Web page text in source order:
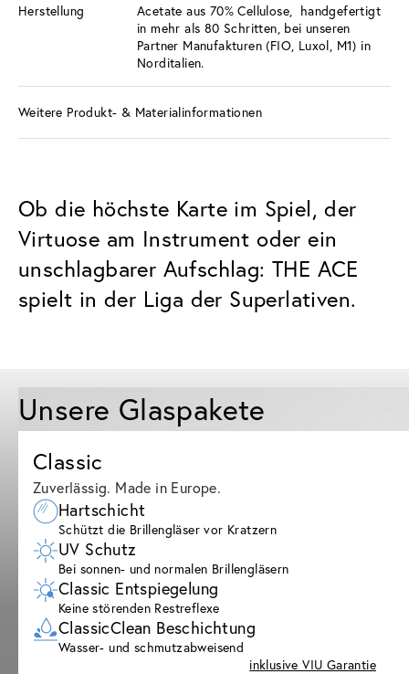
Herstellung
Acetate aus 70% Cellulose, handgefertigt
in mehr als 80 Schritten, bei unseren
Partner Manufakturen (FIO, Luxol, M1) in
Norditalien.
Weitere Produkt- & Materialinformationen
Ob die höchste Karte im Spiel, der
Virtuose am Instrument oder ein
unschlagbarer Aufschlag: THE ACE
spielt in der Liga der Superlativen.
Unsere Glaspakete
Classic
Zuverlässig. Made in Europe.
Hartschicht
Schützt die Brillengläser vor Kratzern
UV Schutz
Bei sonnen- und normalen Brillengläsern
Classic Entspiegelung
Keine störenden Restreflexe
ClassicClean Beschichtung
Wasser- und schmutzabweisend
inklusive VIU Garantie